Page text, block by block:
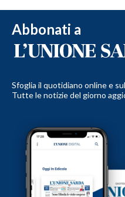
Abbonati a
Sfoglia il quotidiano online e
Tutte le notizie del giorno